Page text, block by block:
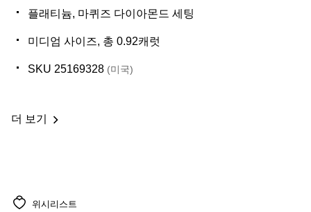
플래티늄, 마퀴즈 다이아몬드 세팅
미디엄 사이즈, 총 0.92캐럿
SKU 25169328 (미국)
더 보기
위시리스트